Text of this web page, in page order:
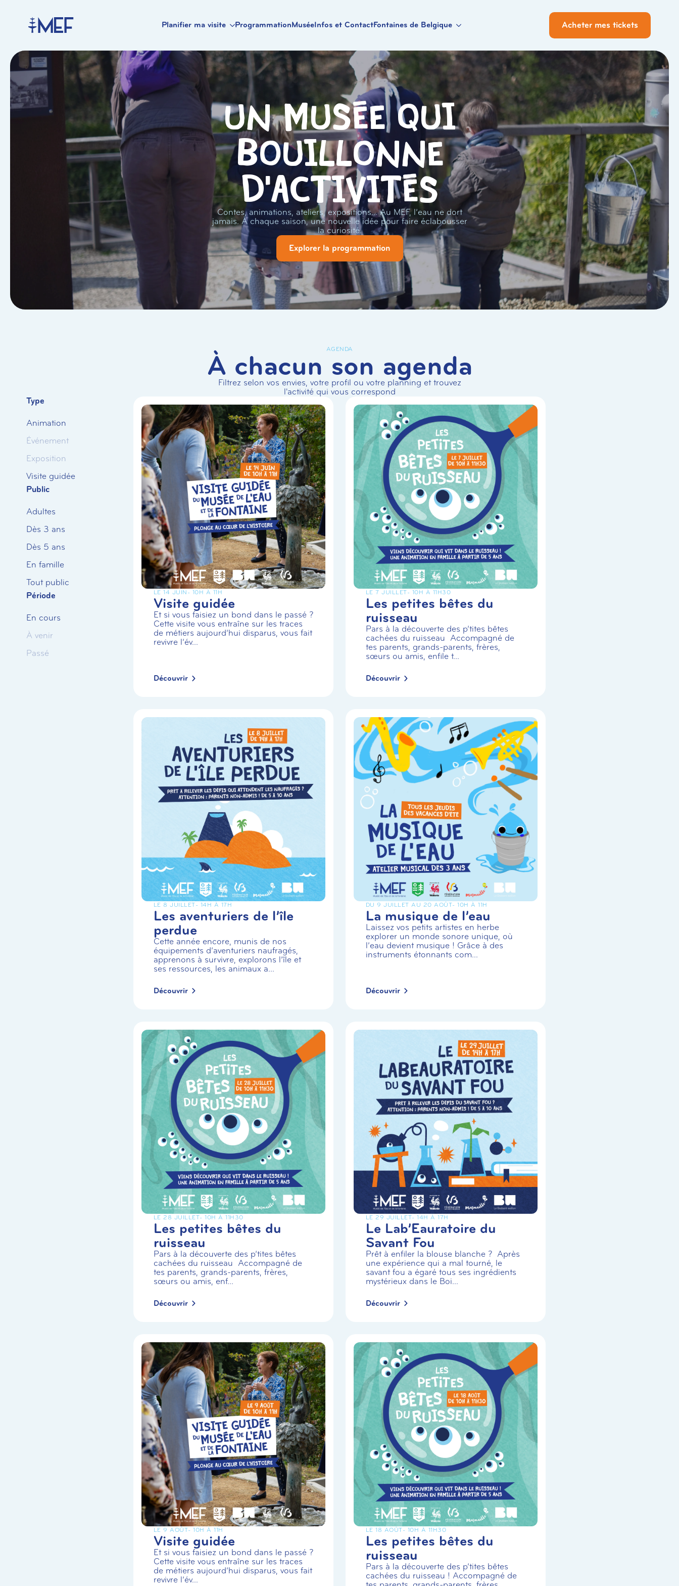
Planifier ma visite ProgrammationMuséeInfos et ContactFontaines de Belgique Acheter mes tickets
Un musée qui
bouillonne
d'activités
Contes, animations, ateliers, expositions… Au MEF, l’eau ne dort
jamais. À chaque saison, une nouvelle idée pour faire éclabousser
la curiosité.
Explorer la programmation
AGENDA
À chacun son agenda
Filtrez selon vos envies, votre profil ou votre planning et trouvez
l'activité qui vous correspond
Type
Animation
Événement
Exposition
Visite guidée
Public
Adultes
Dès 3 ans
Dès 5 ans
En famille
Tout public
Période
En cours
À venir
Passé
LE 14 JUIN - 10H À 11H
Visite guidée
Et si vous faisiez un bond dans le passé ?
Cette visite vous entraîne sur les traces
de métiers aujourd’hui disparus, vous fait
revivre l’év...
Découvrir
LE 7 JUILLET- 10H À 11H30
Les petites bêtes du
ruisseau
Pars à la découverte des p’tites bêtes
cachées du ruisseau Accompagné de
tes parents, grands-parents, frères,
sœurs ou amis, enfile t...
Découvrir
LE 8 JUILLET- 14H À 17H
Les aventuriers de l’île
perdue
Cette année encore, munis de nos
équipements d’aventuriers naufragés,
apprenons à survivre, explorons l’île et
ses ressources, les animaux a...
Découvrir
DU 9 JUILLET AU 20 AOÛT- 10H À 11H
La musique de l’eau
Laissez vos petits artistes en herbe
explorer un monde sonore unique, où
l’eau devient musique ! Grâce à des
instruments étonnants com...
Découvrir
LE 28 JUILLET- 10H À 11H30
Les petites bêtes du
ruisseau
Pars à la découverte des p’tites bêtes
cachées du ruisseau Accompagné de
tes parents, grands-parents, frères,
sœurs ou amis, enf...
Découvrir
LE 29 JUILLET- 14H À 17H
Le Lab’Eauratoire du
Savant Fou
Prêt à enfiler la blouse blanche ? Après
une expérience qui a mal tourné, le
savant fou a égaré tous ses ingrédients
mystérieux dans le Boi...
Découvrir
LE 9 AOÛT- 10H À 11H
Visite guidée
Et si vous faisiez un bond dans le passé ?
Cette visite vous entraîne sur les traces
de métiers aujourd’hui disparus, vous fait
revivre l’év...
LE 18 AOÛT- 10H À 11H30
Les petites bêtes du
ruisseau
Pars à la découverte des p’tites bêtes
cachées du ruisseau ! Accompagné de